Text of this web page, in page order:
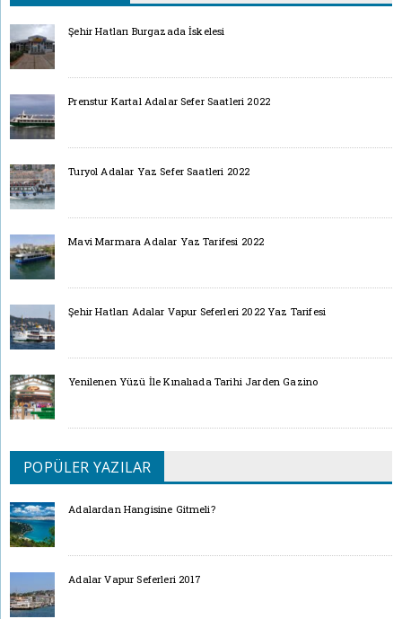
Şehir Hatları Burgazada İskelesi
Prenstur Kartal Adalar Sefer Saatleri 2022
Turyol Adalar Yaz Sefer Saatleri 2022
Mavi Marmara Adalar Yaz Tarifesi 2022
Şehir Hatları Adalar Vapur Seferleri 2022 Yaz Tarifesi
Yenilenen Yüzü İle Kınalıada Tarihi Jarden Gazino
POPÜLER YAZILAR
Adalardan Hangisine Gitmeli?
Adalar Vapur Seferleri 2017